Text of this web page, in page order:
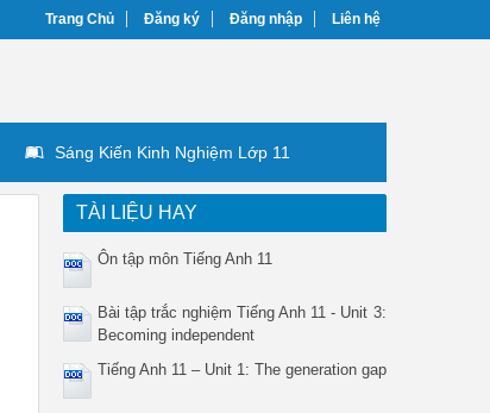
Trang Chủ Đăng ký Đăng nhập Liên hệ
Sáng Kiến Kinh Nghiệm Lớp 11
TÀI LIỆU HAY
Ôn tập môn Tiếng Anh 11
Bài tập trắc nghiệm Tiếng Anh 11 - Unit 3:
Becoming independent
Tiếng Anh 11 – Unit 1: The generation gap